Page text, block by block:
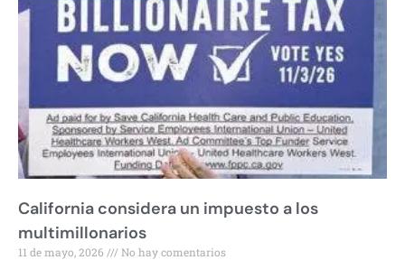
California considera un impuesto a los
multimillonarios
11 de mayo, 2026 No hay comentarios